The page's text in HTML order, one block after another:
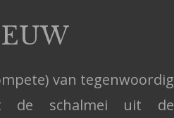
van tegenwoordig
de schalmei uit de